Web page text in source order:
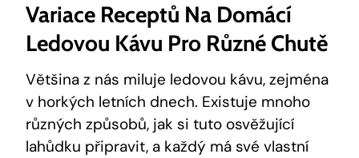
Variace Receptů Na Domácí
Ledovou Kávu Pro Různé Chutě
Většina z nás miluje ledovou kávu, zejména
v horkých letních dnech. Existuje mnoho
různých způsobů, jak si tuto osvěžující
lahůdku připravit, a každý má své vlastní